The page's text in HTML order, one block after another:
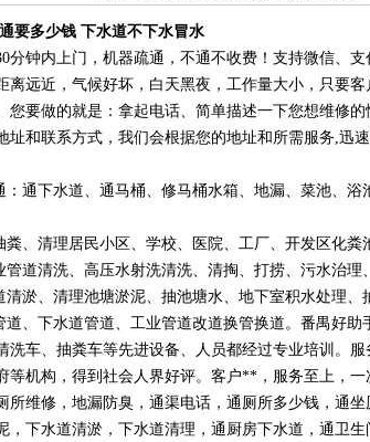
要多少钱 下水道不下水冒水
分钟内上门，机器疏通，不通不收费！支持微信、支
离远近，气候好坏，白天黑夜，工作量大小，只要
您要做的就是：拿起电话、简单描述一下您想维修
址和联系方式，我们会根据您的地址和所需服务,迅
通下水道、通马桶、修马桶水箱、地漏、菜池、浴
粪、清理居民小区、学校、医院、工厂、开发区化粪
道清洗、高压水射洗清洗、清掏、打捞、污水治理
清淤、清理池塘淤泥、抽池塘水、地下室积水处理、
道、下水道管道、工业管道改道换管换道。番禺好助
洗车、抽粪车等先进设备、人员都经过专业培训。
等机构，得到社会人界好评。客户**，服务至上，一
所维修，地漏防臭，通渠电话，通厕所多少钱，通
，下水道清淤，下水道清理，通厨房下水道，通卫